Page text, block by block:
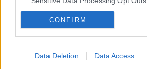
CONFIRM
Data Deletion Data Access